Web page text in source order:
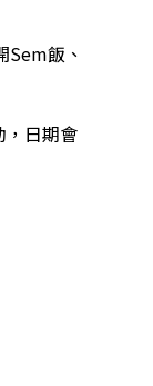
Sem飯、
，日期會